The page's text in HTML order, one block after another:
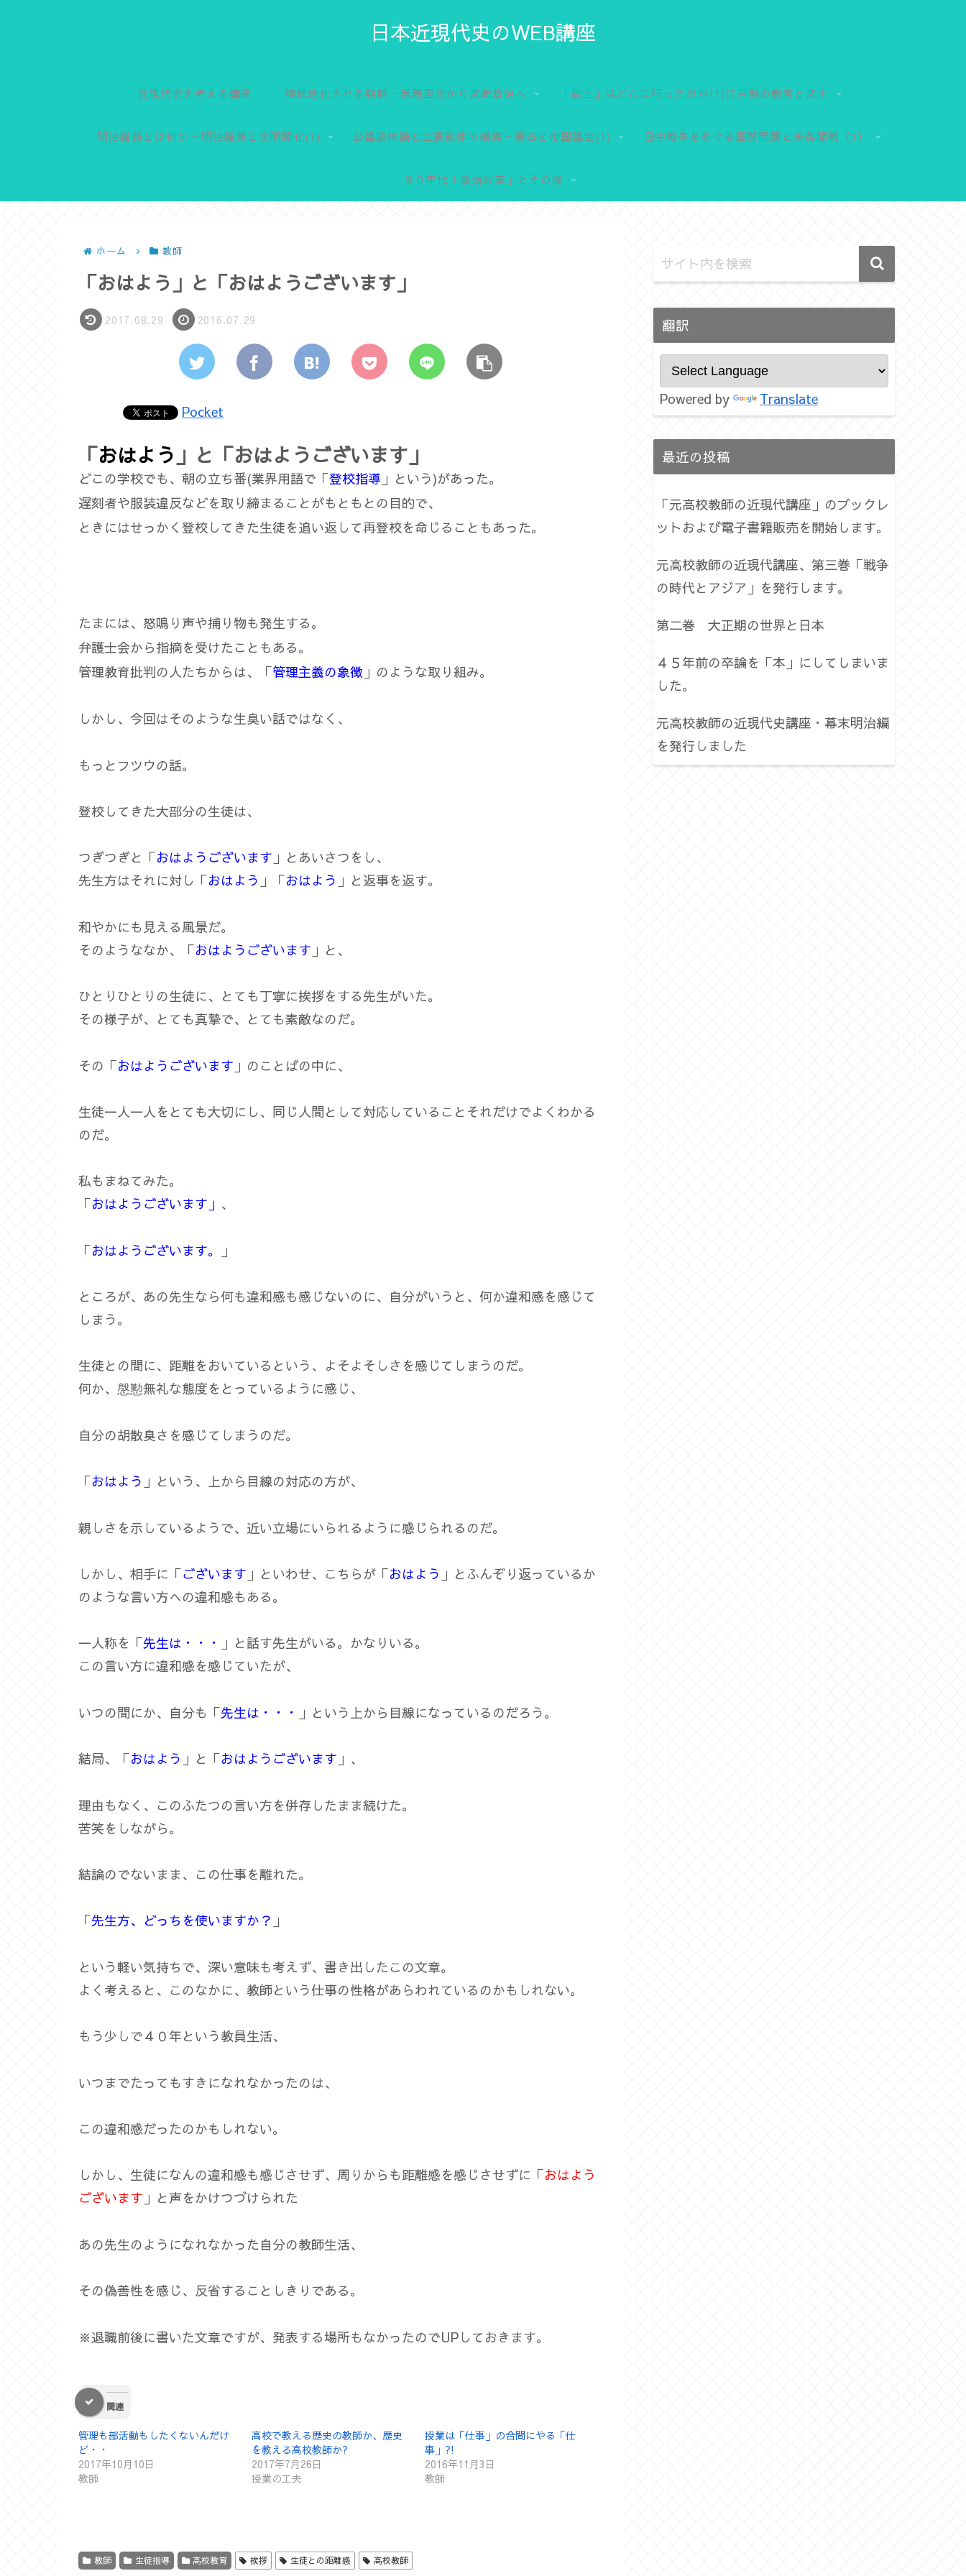
日本近現代史のWEB講座
近現代史を考える講座 植民地化される朝鮮～保護国化から武断政治へ 「武士」はどこに行ったのか(1)江戸期の教育と武士
明治維新とは何か～明治維新と文明開化(1) 公議政体論と立憲政体の模索～憲法と帝国議会(1) 日中戦争をめぐる国際問題と米英開戦（1）
９０年代「政治改革」とその後
ホーム 教師
「おはよう」と「おはようございます」
2017.08.29 2016.07.29
Pocket
「おはよう 」と「おはようございます」
どこの学校でも、朝の立ち番(業界用語で「登校指導 」という)があった。
遅刻者や服装違反などを取り締まることがもともとの目的で、
ときにはせっかく登校してきた生徒を追い返して再登校を命じることもあった。
たまには、怒鳴り声や捕り物も発生する。
弁護士会から指摘を受けたこともある。
管理教育批判の人たちからは、「管理主義の象徴 」のような取り組み。
しかし、今回はそのような生臭い話ではなく、
もっとフツウの話。
登校してきた大部分の生徒は、
つぎつぎと「おはようございます 」とあいさつをし、
先生方はそれに対し「おはよう 」「おはよう 」と返事を返す。
和やかにも見える風景だ。
そのようななか、「おはようございます 」と、
ひとりひとりの生徒に、とても丁寧に挨拶をする先生がいた。
その様子が、とても真摯で、とても素敵なのだ。
その「おはようございます 」のことばの中に、
生徒一人一人をとても大切にし、同じ人間として対応していることそれだけでよくわかる
のだ。
私もまねてみた。
「おはようございます」 、
「おはようございます。 」
ところが、あの先生なら何も違和感も感じないのに、自分がいうと、何か違和感を感じて
しまう。
生徒との間に、距離をおいているという、よそよそしさを感じてしまうのだ。
何か、慇懃無礼な態度をとっているように感じ、
自分の胡散臭さを感じてしまうのだ。
「おはよう 」という、上から目線の対応の方が、
親しさを示しているようで、近い立場にいられるように感じられるのだ。
しかし、相手に「ございます 」といわせ、こちらが「おはよう 」とふんぞり返っているか
のような言い方への違和感もある。
一人称を「先生は・・・ 」と話す先生がいる。かなりいる。
この言い方に違和感を感じていたが、
いつの間にか、自分も「先生は・・・ 」という上から目線になっているのだろう。
結局、「おはよう 」と「おはようございます 」、
理由もなく、このふたつの言い方を併存したまま続けた。
苦笑をしながら。
結論のでないまま、この仕事を離れた。
「先生方、どっちを使いますか？ 」
という軽い気持ちで、深い意味も考えず、書き出したこの文章。
よく考えると、このなかに、教師という仕事の性格があらわれているのかもしれない。
もう少しで４０年という教員生活、
いつまでたってもすきになれなかったのは、
この違和感だったのかもしれない。
しかし、生徒になんの違和感も感じさせず、周りからも距離感を感じさせずに「おはよう
ございます 」と声をかけつづけられた
あの先生のようになれなかった自分の教師生活、
その偽善性を感じ、反省することしきりである。
※退職前後に書いた文章ですが、発表する場所もなかったのでUPしておきます。
関連
管理も部活動もしたくないんだけ
ど・・
2017年10月10日
教師
高校で教える歴史の教師か、歴史
を教える高校教師か?
2017年7月26日
授業の工夫
授業は「仕事」の合間にやる「仕
事」?!
2016年11月3日
教師
教師 生徒指導 高校教育 挨拶 生徒との距離感 高校教師
翻訳
Powered by Translate
最近の投稿
「元高校教師の近現代講座」のブックレ
ットおよび電子書籍販売を開始します。
元高校教師の近現代講座、第三巻「戦争
の時代とアジア」を発行します。
第二巻 大正期の世界と日本
４５年前の卒論を「本」にしてしまいま
した。
元高校教師の近現代史講座・幕末明治編
を発行しました